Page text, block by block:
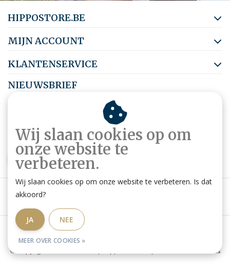
HIPPOSTORE.BE
MIJN ACCOUNT
KLANTENSERVICE
NIEUWSBRIEF
Abonneer je op onze nieuwsbrief om op de hoogte te blijven.
ABONNEER
Algemene voorwaarden
© Copyright 2026 - Ruitershop HippoStore.be | Website door Omatis
Wij slaan cookies op om
onze website te
verbeteren.
Wij slaan cookies op om onze website te verbeteren. Is dat
akkoord?
JA NEE
MEER OVER COOKIES »